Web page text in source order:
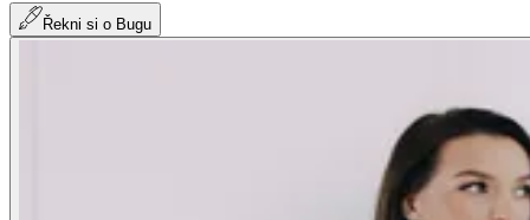
Řekni si o Bugu